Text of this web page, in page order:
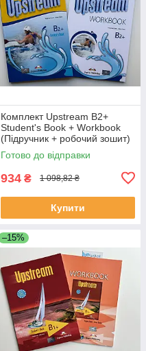
Комплект Upstream B2+
Student's Book + Workbook
(Підручник + робочий зошит)
Готово до відправки
934 ₴ 1 098,82 ₴
Купити
–15%